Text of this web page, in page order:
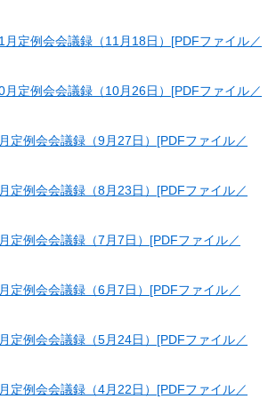
月定例会会議録（11月18日）[PDFファイル／
月定例会会議録（10月26日）[PDFファイル／
定例会会議録（9月27日）[PDFファイル／
定例会会議録（8月23日）[PDFファイル／
定例会会議録（7月7日）[PDFファイル／
定例会会議録（6月7日）[PDFファイル／
定例会会議録（5月24日）[PDFファイル／
定例会会議録（4月22日）[PDFファイル／